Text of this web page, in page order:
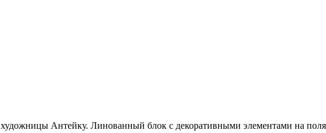
Антейку. Линованный блок с декоративными элементами на